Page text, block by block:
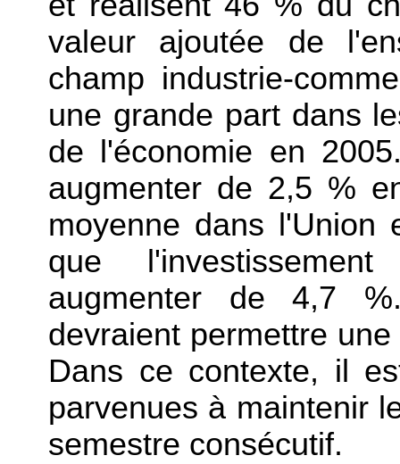
valeur ajoutée de
champ industrie-
une grande part dans
de l'économie en
augmenter de 2,5 %
moyenne dans l'Union
que
augmenter de 4,7
devraient permettre
Dans ce contexte, il
parvenues à maintenir
semestre consécutif.